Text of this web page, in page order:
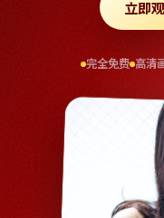
立即
完全免费 高清